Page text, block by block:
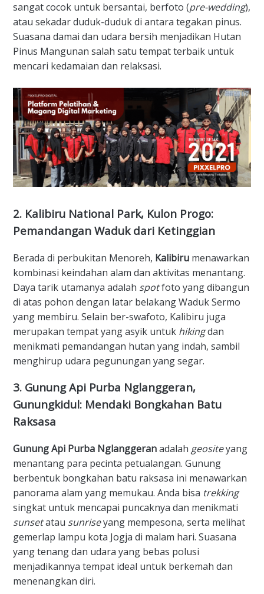
sangat cocok untuk bersantai, berfoto (pre-wedding),
atau sekadar duduk-duduk di antara tegakan pinus.
Suasana damai dan udara bersih menjadikan Hutan
Pinus Mangunan salah satu tempat terbaik untuk
mencari kedamaian dan relaksasi.
​2. Kalibiru National Park, Kulon Progo:
Pemandangan Waduk dari Ketinggian
​Berada di perbukitan Menoreh, Kalibiru menawarkan
kombinasi keindahan alam dan aktivitas menantang.
Daya tarik utamanya adalah spotfoto yang dibangun
di atas pohon dengan latar belakang Waduk Sermo
yang membiru. Selain ber-swafoto, Kalibiru juga
merupakan tempat yang asyik untuk hikingdan
menikmati pemandangan hutan yang indah, sambil
menghirup udara pegunungan yang segar.
​3. Gunung Api Purba Nglanggeran,
Gunungkidul: Mendaki Bongkahan Batu
Raksasa
Gunung Api Purba Nglanggeranadalah geositeyang
menantang para pecinta petualangan. Gunung
berbentuk bongkahan batu raksasa ini menawarkan
panorama alam yang memukau. Anda bisa trekking
singkat untuk mencapai puncaknya dan menikmati
sunsetatau sunriseyang mempesona, serta melihat
gemerlap lampu kota Jogja di malam hari. Suasana
yang tenang dan udara yang bebas polusi
menjadikannya tempat ideal untuk berkemah dan
menenangkan diri.